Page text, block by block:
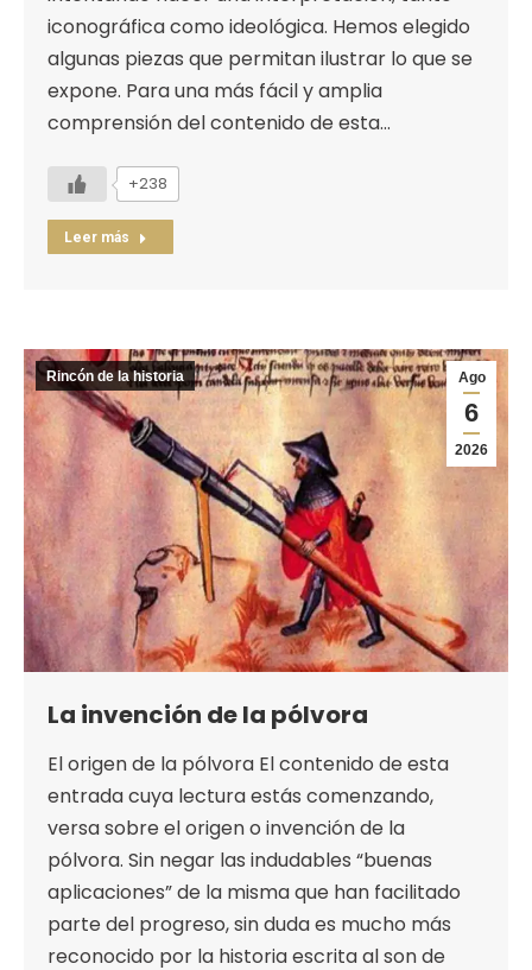
iconográfica como ideológica. Hemos elegido
algunas piezas que permitan ilustrar lo que se
expone. Para una más fácil y amplia
comprensión del contenido de esta…
+238
Leer más
Ago
6
2026
Rincón de la historia
La invención de la pólvora
El origen de la pólvora El contenido de esta
entrada cuya lectura estás comenzando,
versa sobre el origen o invención de la
pólvora. Sin negar las indudables “buenas
aplicaciones” de la misma que han facilitado
parte del progreso, sin duda es mucho más
reconocido por la historia escrita al son de